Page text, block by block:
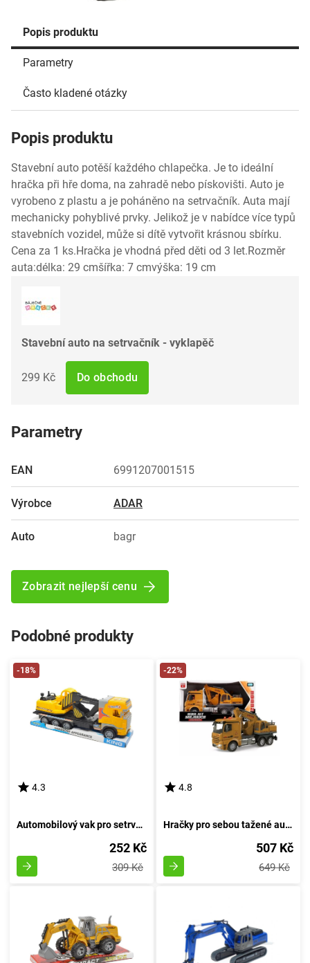
Popis produktu
Parametry
Často kladené otázky
Popis produktu
Stavební auto potěší každého chlapečka. Je to ideální
hračka při hře doma, na zahradě nebo pískovišti. Auto je
vyrobeno z plastu a je poháněno na setrvačník. Auta mají
mechanicky pohyblivé prvky. Jelikož je v nabídce více typů
stavebních vozidel, může si dítě vytvořit krásnou sbírku.
Cena za 1 ks.Hračka je vhodná před děti od 3 let.Rozměr
auta:délka: 29 cmšířka: 7 cmvýška: 19 cm
Stavební auto na setrvačník - vyklapěč
299 Kč Do obchodu
Parametry
EAN 6991207001515
Výrobce ADAR
Auto bagr
Zobrazit nejlepší cenu
Podobné produkty
-18%
4.3
Automobilový vak pro setrvačník
252 Kč
309 Kč
-22%
4.8
Hračky pro sebou tažené autíčka
507 Kč
649 Kč